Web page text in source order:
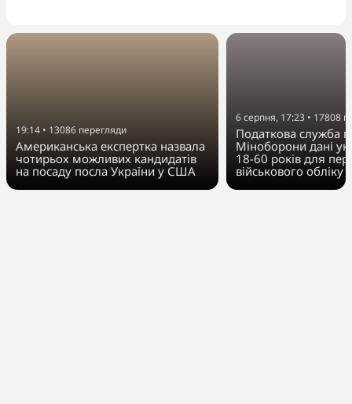
19:14 • 13086 перегляди
Американська експертка назвала
чотирьох можливих кандидатів
на посаду посла України у США
6 серпня, 17:23 • 17808
Податкова служба
Міноборони дані
18-60 років для
військового обліку